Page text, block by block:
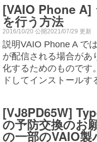
[VAIO Phone A]
を行う方法
2016/10/20 公開2021/07/29 更新
説明VAIO Phone A で
が配信される場合があ
化するためのものです
ドしてインストールす
[VJ8PD65W]
の予防交換のお
の一部のVAIO製